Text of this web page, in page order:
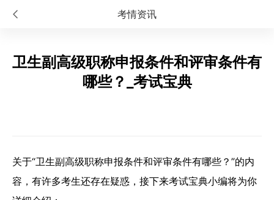
考情资讯
卫生副高级职称申报条件和评审条件有
哪些？_考试宝典
关于“卫生副高级职称申报条件和评审条件有哪些？”的内
容，有许多考生还存在疑惑，接下来考试宝典小编将为你